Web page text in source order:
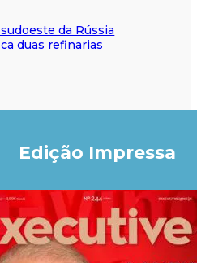
da Rússia
duas refinarias
Edição Impressa